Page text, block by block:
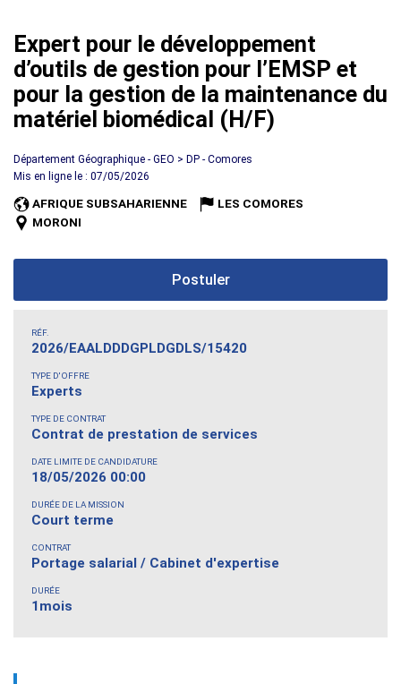
Expert pour le développement
d’outils de gestion pour l’EMSP et
pour la gestion de la maintenance du
matériel biomédical (H/F)
Département Géographique - GEO > DP - Comores
Mis en ligne le : 07/05/2026
AFRIQUE SUBSAHARIENNE
LES COMORES
MORONI
Postuler
RÉF.
2026/EAALDDDGPLDGDLS/15420
TYPE D'OFFRE
Experts
TYPE DE CONTRAT
Contrat de prestation de services
DATE LIMITE DE CANDIDATURE
18/05/2026 00:00
DURÉE DE LA MISSION
Court terme
CONTRAT
Portage salarial / Cabinet d'expertise
DURÉE
1mois